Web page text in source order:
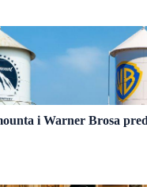
i Warner Brosa